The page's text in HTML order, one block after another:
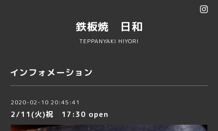
鉄板焼 日和
TEPPANYAKI HIYORI
インフォメーション
2020-02-10 20:45:41
2/11(火)祝 17:30 open